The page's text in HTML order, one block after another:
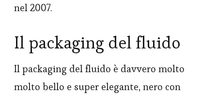
nel 2007.
Il packaging del fluido
Il packaging del fluido è davvero molto
molto bello e super elegante, nero con